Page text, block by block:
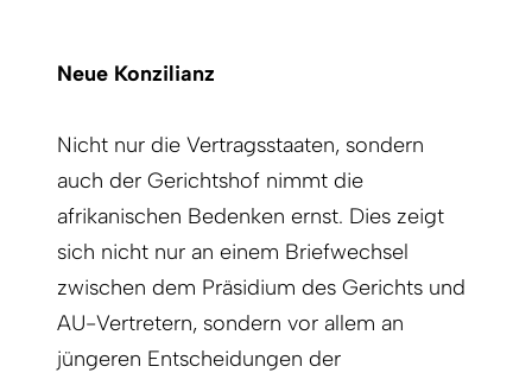
Neue Konzilianz
Nicht nur die Vertragsstaaten, sondern
auch der Gerichtshof nimmt die
afrikanischen Bedenken ernst. Dies zeigt
sich nicht nur an einem Briefwechsel
zwischen dem Präsidium des Gerichts und
AU-Vertretern, sondern vor allem an
jüngeren Entscheidungen der